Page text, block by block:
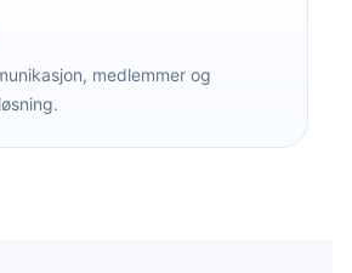
medlemmer og